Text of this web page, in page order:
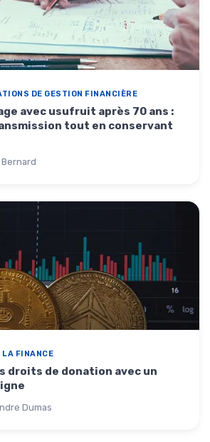
DE GESTION FINANCIÈRE
avec usufruit après 70 ans :
tout en conservant
Bernard
LA FINANCE
droits de donation avec un
Dumas